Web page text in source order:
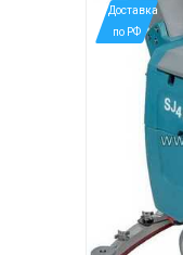
*Доставка
по РФ